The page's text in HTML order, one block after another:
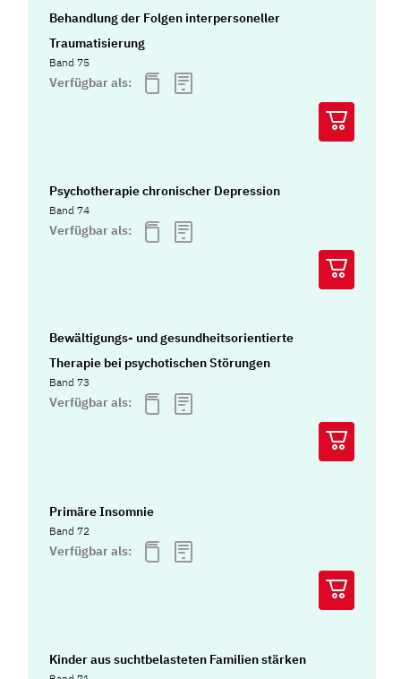
Behandlung der Folgen interpersoneller
Traumatisierung
Band 75
Verfügbar als:
Psychotherapie chronischer Depression
Band 74
Verfügbar als:
Bewältigungs- und gesundheitsorientierte
Therapie bei psychotischen Störungen
Band 73
Verfügbar als:
Primäre Insomnie
Band 72
Verfügbar als:
Kinder aus suchtbelasteten Familien stärken